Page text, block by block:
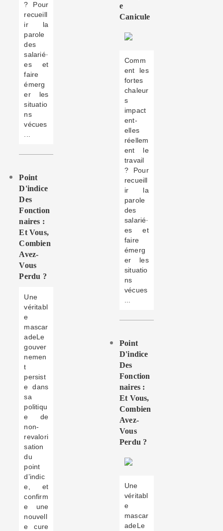
? Pour
recueill
ir la
parole
des
salarié·
es et
faire
émerg
er les
situatio
ns
vécues
Point
D'indice
Des
Fonction
Naires :
Et Vous,
Combien
Avez-
Vous
Perdu ?
Une
véritabl
e
mascar
adeLe
gouver
nemen
t
persist
e dans
sa
politiqu
e de
non-
revalori
sation
du
point
d’indic
e, et
confirm
e une
nouvell
e cure
E
Canicule
Comm
ent les
fortes
chaleur
s
impact
ent-
elles
réellem
ent le
travail
? Pour
recueill
ir la
parole
des
salarié·
es et
faire
émerg
er les
situatio
ns
vécues
Point
D'indice
Des
Fonction
Naires :
Et Vous,
Combien
Avez-
Vous
Perdu ?
Une
véritabl
e
mascar
adeLe